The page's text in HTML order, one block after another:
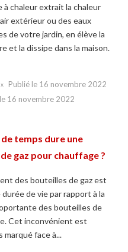
à chaleur extrait la chaleur
extérieur ou des eaux
de votre jardin, en élève la
et la dissipe dans la maison.
Publié le 16 novembre 2022
16 novembre 2022
temps dure une
gaz pour chauffage ?
des bouteilles de gaz est
de vie par rapport à la
des bouteilles de
Cet inconvénient est
marqué face à...